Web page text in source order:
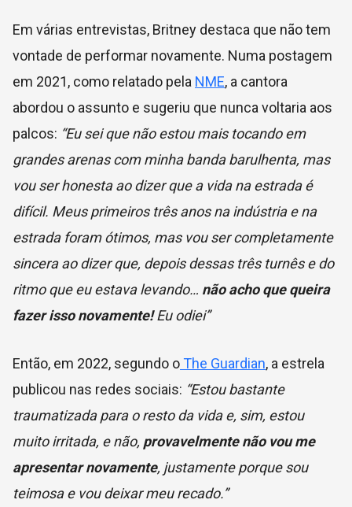
Em várias entrevistas, Britney destaca que não tem
vontade de performar novamente. Numa postagem
em 2021, como relatado pela NME, a cantora
abordou o assunto e sugeriu que nunca voltaria aos
palcos: “Eu sei que não estou mais tocando em
grandes arenas com minha banda barulhenta, mas
vou ser honesta ao dizer que a vida na estrada é
difícil. Meus primeiros três anos na indústria e na
estrada foram ótimos, mas vou ser completamente
sincera ao dizer que, depois dessas três turnês e do
ritmo que eu estava levando… não acho que queira
fazer isso novamente!Eu odiei”
Então, em 2022, segundo oThe Guardian, a estrela
publicou nas redes sociais: “Estou bastante
traumatizada para o resto da vida e, sim, estou
muito irritada, e não, provavelmente não vou me
apresentar novamente, justamente porque sou
teimosa e vou deixar meu recado.”